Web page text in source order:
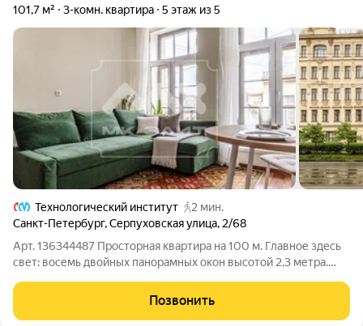
101,7 м² 3-комн. квартира 5 этаж из 5
Технологический институт
2 мин.
Санкт-Петербург,Серпуховская улица, 2/68
Арт. 136344487 Просторная квартира на 100 м. Главное здесь
свет: восемь двойных панорамных окон высотой 2,3 метра.
обновлённые коммуникации. Напор воды отличный, а
электричество работает без перебоев.
Позвонить